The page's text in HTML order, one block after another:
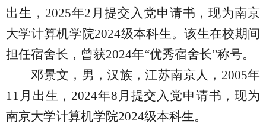
出生， 2025年2 月提交入党申请书，现为南京
大学计算机学院2024级本科生。该生在校期间
担任宿舍长，曾获2024年“优秀宿舍长”称号。
邓景文，男，汉族，江苏南京人， 2005年
11 月出生， 2024年8 月提交入党申请书，现为
南京大学计算机学院2024级本科生。